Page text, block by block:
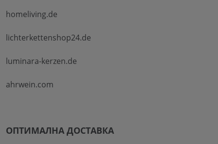
homeliving.de
lichterkettenshop24.de
luminara-kerzen.de
ahrwein.com
ОПТИМАЛНА ДОСТАВКА